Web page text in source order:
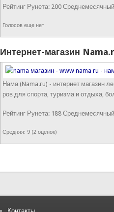
Рейтинг Рунета: 200
Голосов еще нет
Интернет-магазин
Нама (Nama.ru) - интернет магазин
ров для спорта, туризма и отдыха,
Рейтинг Рунета: 188
Средняя: 9 (2 оценок)